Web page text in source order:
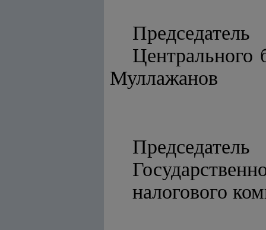
Председатель
Муллажанов
Председатель